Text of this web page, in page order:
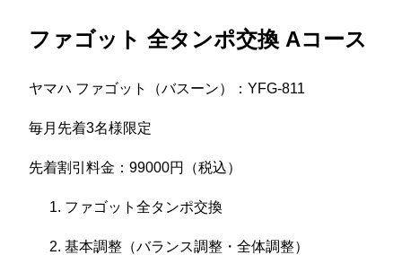
ファゴット 全タンポ交換 Aコース
ヤマハ ファゴット（バスーン）：YFG-811
毎月先着3名様限定
先着割引料金：99000円（税込）
ファゴット全タンポ交換
基本調整（バランス調整・全体調整）